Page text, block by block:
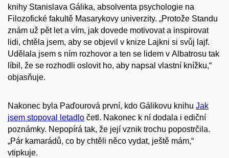
knihy Stanislava Gálika, absolventa psychologie na
Filozofické fakultě Masarykovy univerzity. „Protože Standu
znám už pět let a vím, jak dovede motivovat a inspirovat
lidi, chtěla jsem, aby se objevil v knize Lajkni si svůj lajf.
Udělala jsem s ním rozhovor a ten se lidem v Albatrosu tak
líbil, že se rozhodli oslovit ho, aby napsal vlastní knížku,“
objasňuje.
Nakonec byla Paďourová první, kdo Gálikovu knihu Jak
jsem stopoval letadlo četl. Nakonec k ní dodala i ediční
poznámky. Nepopírá tak, že její vznik trochu popostrčila.
„Pár kamarádů, co by chtěli něco vydat, ještě mám,“
vtipkuje.